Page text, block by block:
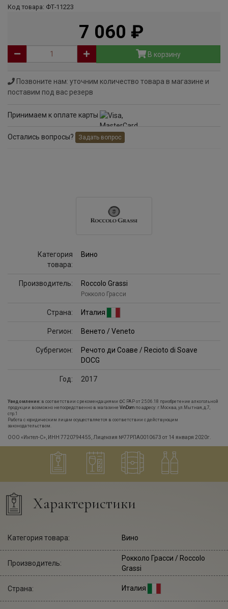
Код товара: ФТ-11223
7 060
В корзину
Позвоните нам: уточним количество товара в магазине и
поставим под вас резерв
Принимаем к оплате карты
Остались вопросы? Задать вопрос
Категория
товара:
Вино
Производитель: Roccolo Grassi
Рокколо Грасси
Страна: Италия
Регион: Венето / Veneto
Субрегион:
Речото ди Соаве / Recioto di Soave
DOCG
Год: 2017
Уведомление: в соответствии с рекомендациями ФС РАР от 25.06.18 приобретение алкогольной
продукции возможно непосредственно в магазине VinDom по адресу: г.Москва, ул.Мытная, д.7,
стр.1
Работа с юридическим лицам осуществляется в соответствии с действующим
законодательством.
ООО «Интел-С», ИНН 7720794455, Лицензия №77РПА0010673 от 14 января 2020г.
Характеристики
Категория товара: Вино
Производитель:
Рокколо Грасси / Roccolo
Grassi
Страна: Италия